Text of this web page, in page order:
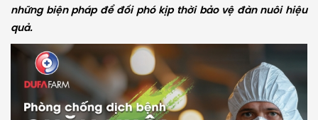
những biện pháp để đối phó kịp thời bảo vệ đàn nuôi hiệu
quả.